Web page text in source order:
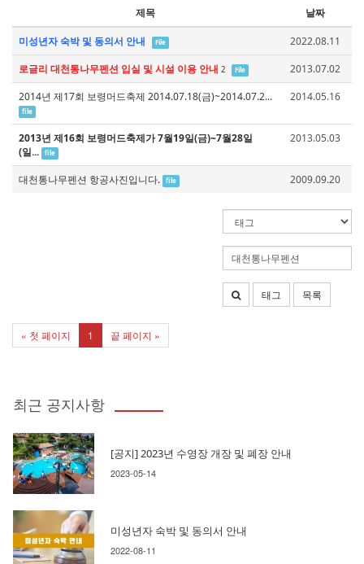
제목 날짜
미성년자 숙박 및 동의서 안내 File
2022.08.11
로글리 대천통나무펜션 입실 및 시설 이용 안내 2 File
2013.07.02
2014년 제17회 보령머드축제 2014.07.18(금)~2014.07.2...
file
2014.05.16
2013년 제16회 보령머드축제가 7월19일(금)~7월28일
(일...
file
2013.05.03
대천통나무펜션 항공사진입니다. file 2009.09.20
태그 목록
« 첫 페이지 1 끝 페이지 »
최근 공지사항
[공지] 2023년 수영장 개장 및 폐장 안내
2023-05-14
미성년자 숙박 및 동의서 안내
2022-08-11